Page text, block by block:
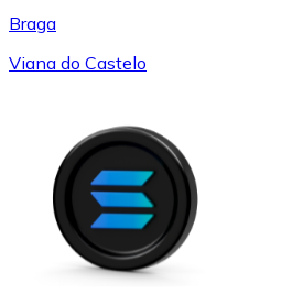
Braga
Viana do Castelo